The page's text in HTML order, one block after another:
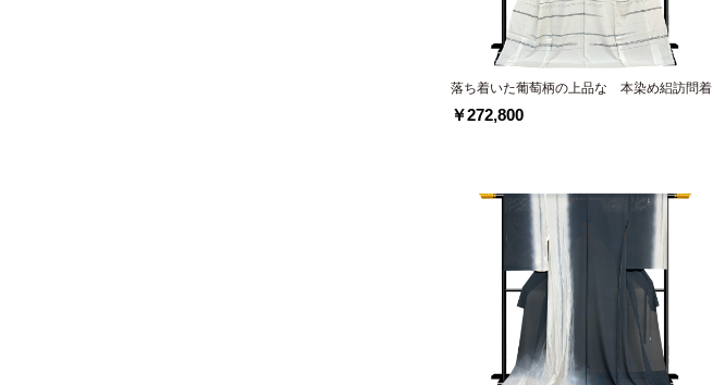
落ち着いた葡萄柄の上品な 本染め絽訪問着
￥272,800